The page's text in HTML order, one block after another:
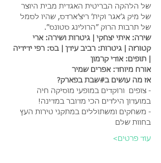
של הלהקה הבריטית האגדית מבית היוצר
של מיק ג׳אגר וקית׳ ריצ׳ארדס, שהיו לסמל
של תרבות הרוק ״הרולינג סטונס״.
שירה: איתי יצחקי | גיטרות ושירה: ארי
קטורזה | גיטרות: רביב עידן | בס: רפי ידידיה
| תופים: אודי קרמון
אורח מיוחד: אפרים שמיר
אז מה עושים ב#שבת בפארק?
- צופים  ורוקדים במופעי מוסיקה חיה
במועדון הילדים הכי מדובר במדינה!
- משחקים ומשתוללים במתקני טירות העץ
בחוות שלם
עוד פרטים>